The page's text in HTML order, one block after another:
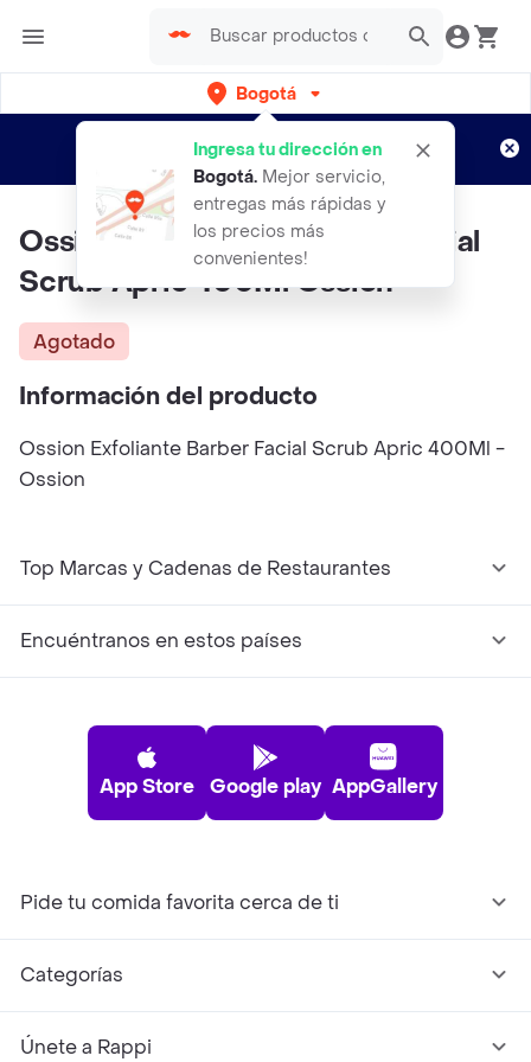
Bogotá
Ingresa tu dirección en
Bogotá. Mejor servicio,
entregas más rápidas y
los precios más
convenientes!
envíos gratis por semanas
Aplican TyC
Ossion Ex Folia Nte Barber Facial
Scrub Apric 400Ml Ossion
Agotado
Información del producto
Ossion Exfoliante Barber Facial Scrub Apric 400Ml -
Ossion
Top Marcas y Cadenas de Restaurantes
Encuéntranos en estos países
App Store Google play AppGallery
Pide tu comida favorita cerca de ti
Categorías
Únete a Rappi